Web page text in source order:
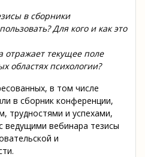
в сборники
Для кого и как это
отражает текущее поле
областях психологии?
в том числе
в сборник конференции,
трудностями и успехами,
ведущими вебинара тезисы
и